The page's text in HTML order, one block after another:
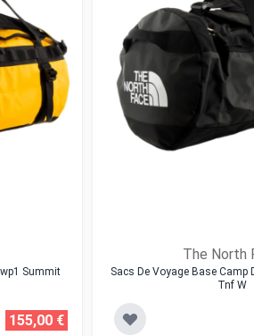
Summit
155,00 €
The North
Sacs De Voyage Base Camp
Tnf W